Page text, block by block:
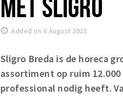
MET SLIGRO
Added on 6 August 2025
Sligro Breda is de horeca
assortiment op ruim
professional nodig heeft.